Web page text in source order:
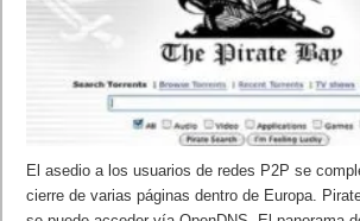
El asedio a los usuarios de redes P2P se
cierre de varias páginas dentro de Europa.